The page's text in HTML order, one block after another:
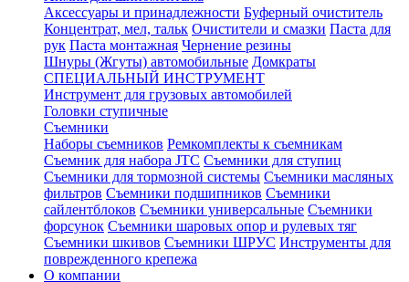
Аксессуары и принадлежности Буферный очиститель
Концентрат, мел, тальк Очистители и смазки Паста для
рук Паста монтажная Чернение резины
Шнуры (Жгуты) автомобильные Домкраты
СПЕЦИАЛЬНЫЙ ИНСТРУМЕНТ
Инструмент для грузовых автомобилей
Головки ступичные
Съемники
Наборы съемников Ремкомплекты к съемникам
Съемник для набора JTC Съемники для ступиц
Съемники для тормозной системы Съемники масляных
фильтров Съемники подшипников Съемники
сайлентблоков Съемники универсальные Съемники
форсунок Съемники шаровых опор и рулевых тяг
Съемники шкивов Съемники ШРУС Инструменты для
поврежденного крепежа
О компании